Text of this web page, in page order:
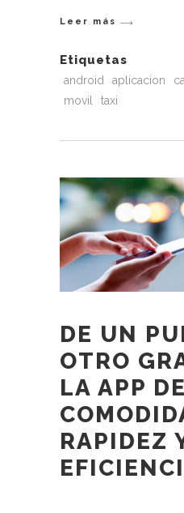
Leer más
Etiquetas
android aplicacion
movil
taxi
DE UN
OTRO
LA APP
RAPIDEZ